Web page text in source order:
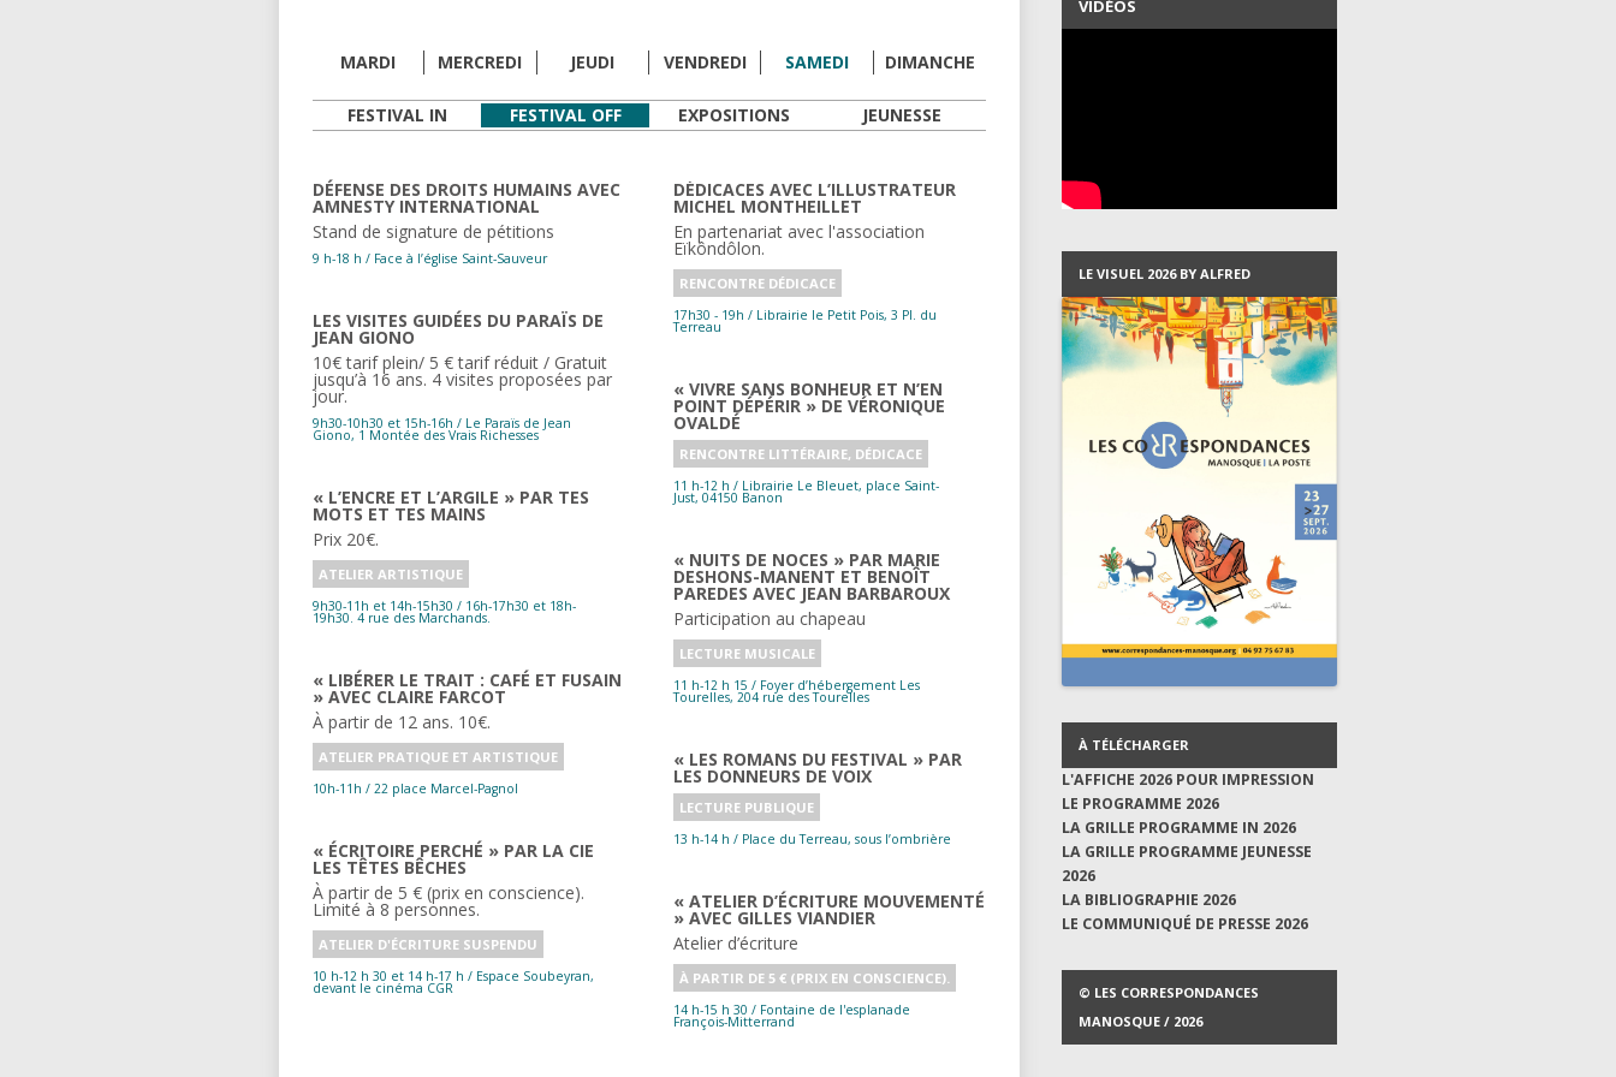
RÉALISTATRICES
ILLUSTRATEUR,
ILLUSTRATRICE
MODÉRATION
MARDI MERCREDI JEUDI VENDREDI SAMEDI DIMANCHE
FESTIVAL IN FESTIVAL OFF EXPOSITIONS JEUNESSE
DÉFENSE DES DROITS HUMAINS AVEC
AMNESTY INTERNATIONAL
Stand de signature de pétitions
9 h-18 h / Face à l’église Saint-Sauveur
LES VISITES GUIDÉES DU PARAÏS DE
JEAN GIONO
10€ tarif plein/ 5 € tarif réduit / Gratuit
jusqu’à 16 ans. 4 visites proposées par
jour.
9h30-10h30 et 15h-16h / Le Paraïs de Jean
Giono, 1 Montée des Vrais Richesses
« L’ENCRE ET L’ARGILE » PAR TES
MOTS ET TES MAINS
Prix 20€.
ATELIER ARTISTIQUE
9h30-11h et 14h-15h30 / 16h-17h30 et 18h-
19h30. 4 rue des Marchands.
« LIBÉRER LE TRAIT : CAFÉ ET FUSAIN
» AVEC CLAIRE FARCOT
À partir de 12 ans. 10€.
ATELIER PRATIQUE ET ARTISTIQUE
10h-11h / 22 place Marcel-Pagnol
« ÉCRITOIRE PERCHÉ » PAR LA CIE
LES TÊTES BÊCHES
À partir de 5 € (prix en conscience).
Limité à 8 personnes.
ATELIER D'ÉCRITURE SUSPENDU
10 h-12 h 30 et 14 h-17 h / Espace Soubeyran,
devant le cinéma CGR
DÉDICACES AVEC L’ILLUSTRATEUR
MICHEL MONTHEILLET
En partenariat avec l'association
Eïkôndôlon.
RENCONTRE DÉDICACE
17h30 - 19h / Librairie le Petit Pois, 3 Pl. du
Terreau
« VIVRE SANS BONHEUR ET N’EN
POINT DÉPÉRIR » DE VÉRONIQUE
OVALDÉ
RENCONTRE LITTÉRAIRE, DÉDICACE
11 h-12 h / Librairie Le Bleuet, place Saint-
Just, 04150 Banon
« NUITS DE NOCES » PAR MARIE
DESHONS-MANENT ET BENOÎT
PAREDES AVEC JEAN BARBAROUX
Participation au chapeau
LECTURE MUSICALE
11 h-12 h 15 / Foyer d’hébergement Les
Tourelles, 204 rue des Tourelles
« LES ROMANS DU FESTIVAL » PAR
LES DONNEURS DE VOIX
LECTURE PUBLIQUE
13 h-14 h / Place du Terreau, sous l’ombrière
« ATELIER D’ÉCRITURE MOUVEMENTÉ
» AVEC GILLES VIANDIER
Atelier d’écriture
À PARTIR DE 5 € (PRIX EN CONSCIENCE).
14 h-15 h 30 / Fontaine de l'esplanade
François-Mitterrand
LES PROGRAMMES DEPUIS
2007
VIDÉOS
LE VISUEL 2026 BY ALFRED
À TÉLÉCHARGER
L'AFFICHE 2026 POUR IMPRESSION
LE PROGRAMME 2026
LA GRILLE PROGRAMME IN 2026
LA GRILLE PROGRAMME JEUNESSE
2026
LA BIBLIOGRAPHIE 2026
LE COMMUNIQUÉ DE PRESSE 2026
© LES CORRESPONDANCES
MANOSQUE / 2026